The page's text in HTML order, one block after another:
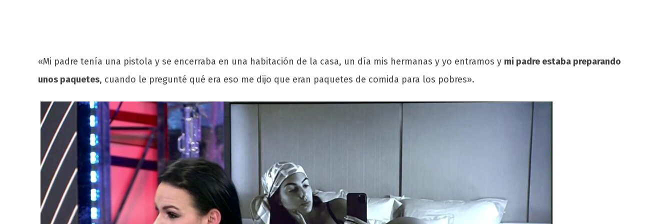
«Mi padre tenía una pistola y se encerraba en una habitación de la casa, un día mis hermanas y yo entramos y mi padre estaba preparando
unos paquetes, cuando le pregunté qué era eso me dijo que eran paquetes de comida para los pobres».